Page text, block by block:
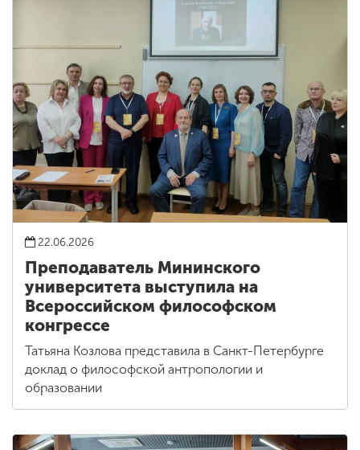
22.06.2026
Преподаватель Мининского
университета выступила на
Всероссийском философском
конгрессе
Татьяна Козлова представила в Санкт-Петербурге
доклад о философской антропологии и
образовании